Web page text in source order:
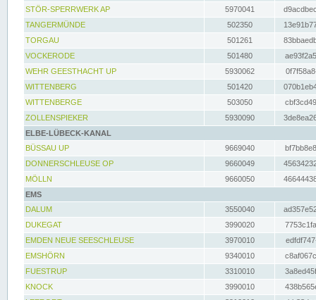
STÖR-SPERRWERK AP 5970041
TANGERMÜNDE
502350
TORGAU
501261
VOCKERODE
501480
WEHR GEESTHACHT UP
5930062
WITTENBERG
501420
WITTENBERGE
503050
ZOLLENSPIEKER
5930090
ELBE-LÜBECK-KANAL
BÜSSAU UP
9669040
DONNERSCHLEUSE OP
9660049
MÖLLN
9660050
EMS
DALUM
3550040
DUKEGAT
3990020
EMDEN NEUE SEESCHLEUSE
3970010
EMSHÖRN
9340010
FUESTRUP
3310010
KNOCK
3990010